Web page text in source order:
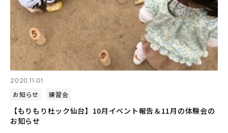
2020.11.01
お知らせ
練習会
【もりもり杜ック仙台】10月イベント報告＆11月の体験会の
お知らせ